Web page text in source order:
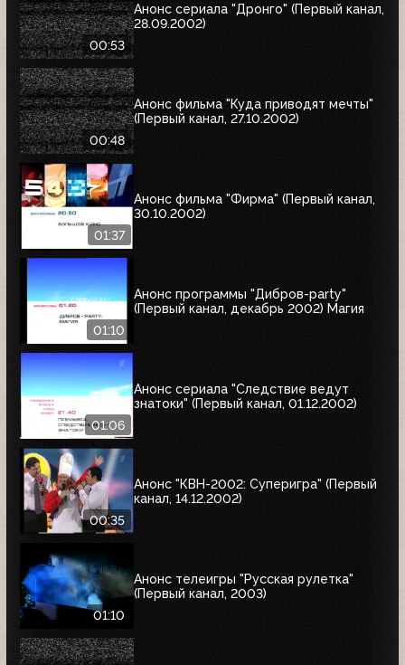
00:53
Анонс сериала "Дронго" (Первый канал,
28.09.2002)
00:48
Анонс фильма "Куда приводят мечты"
(Первый канал, 27.10.2002)
01:37
Анонс фильма "Фирма" (Первый канал,
30.10.2002)
01:10
Анонс программы "Дибров-party"
(Первый канал, декабрь 2002) Магия
01:06
Анонс сериала "Следствие ведут
знатоки" (Первый канал, 01.12.2002)
00:35
Анонс "КВН-2002: Суперигра" (Первый
канал, 14.12.2002)
01:10
Анонс телеигры "Русская рулетка"
(Первый канал, 2003)